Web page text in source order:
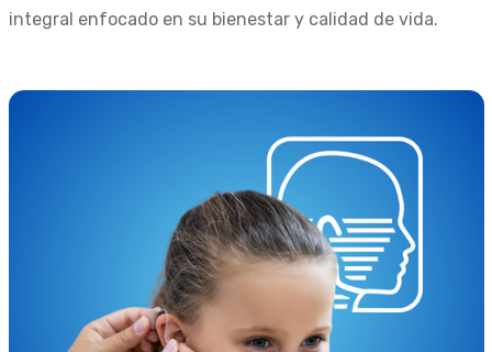
integral enfocado en su bienestar y calidad de vida.